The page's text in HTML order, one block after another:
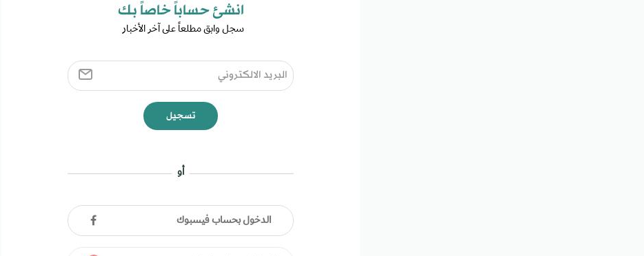
انشئ حساباً خاصاً بك​
سجل وابق مطلعاً على آخر الأخبار ​
تسجيل
أو
الدخول بحساب فيسبوك